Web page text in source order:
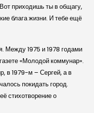
приходишь ты в общагу,
блага жизни. И тебе ещё
Между 1975 и 1978 годами
«Молодой коммунар».
в 1979-м – Сергей, а в
покидать город.
стихотворение о